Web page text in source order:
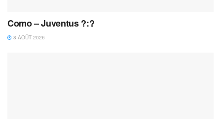
Como – Juventus ?:?
8 AOÛT 2026